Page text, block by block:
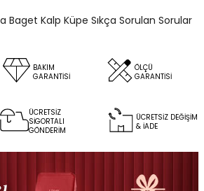
Baget Kalp Küpe Sıkça Sorulan Sorular
BAKIM
GARANTİSİ
ÖLÇÜ
GARANTİSİ
ÜCRETSİZ
SİGORTALI
GÖNDERİM
ÜCRETSİZ DEĞİŞİM
& İADE